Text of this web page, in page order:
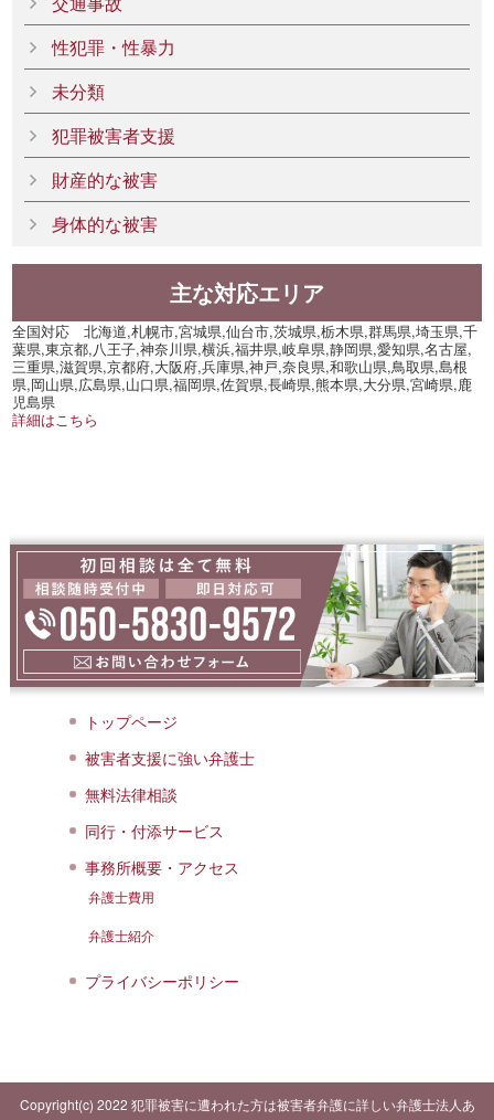
性犯罪・性暴力
未分類
犯罪被害者支援
財産的な被害
身体的な被害
主な対応エリア
全国対応 北海道,札幌市,宮城県,仙台市,茨城県,栃木県,群馬県,埼玉県,千
葉県,東京都,八王子,神奈川県,横浜,福井県,岐阜県,静岡県,愛知県,名古屋,
三重県,滋賀県,京都府,大阪府,兵庫県,神戸,奈良県,和歌山県,鳥取県,島根
県,岡山県,広島県,山口県,福岡県,佐賀県,長崎県,熊本県,大分県,宮崎県,鹿
児島県
詳細はこちら
トップページ
被害者支援に強い弁護士
無料法律相談
同行・付添サービス
事務所概要・アクセス
弁護士費用
弁護士紹介
プライバシーポリシー
Copyright(c) 2022 犯罪被害に遭われた方は被害者弁護に詳しい弁護士法人あ